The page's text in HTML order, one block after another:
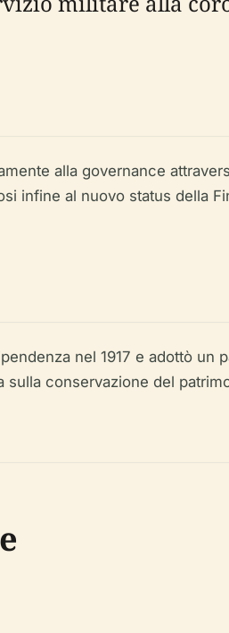
alla governance
infine al nuovo status della
nel 1917 e adottò un
conservazione del